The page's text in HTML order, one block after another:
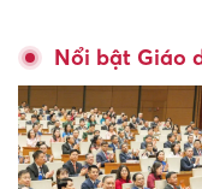
Nổi bật Giáo